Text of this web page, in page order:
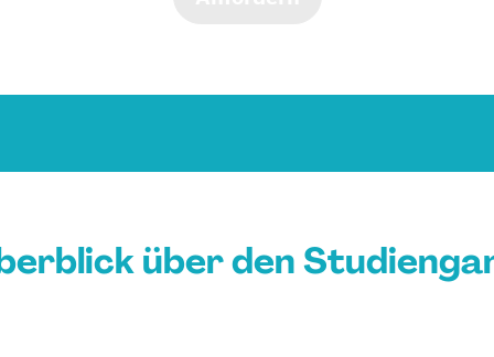
über den